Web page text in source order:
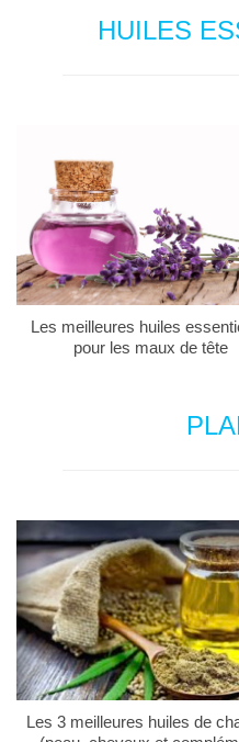
HUILES
Les meilleures huiles
pour les maux de tête
Les 3 meilleures huiles de